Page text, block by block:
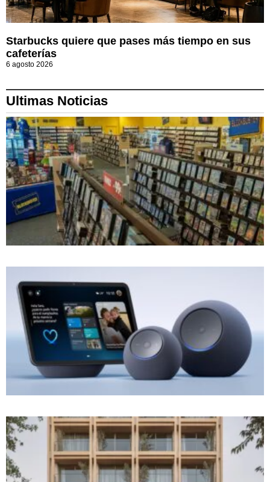
Starbucks quiere que pases más tiempo en sus
cafeterías
6 agosto 2026
Ultimas Noticias